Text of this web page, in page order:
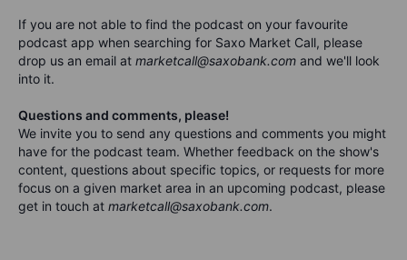
If you are not able to find the podcast on your favourite
podcast app when searching for Saxo Market Call, please
drop us an email at marketcall@saxobank.com and we'll look
into it.
Questions and comments, please!
We invite you to send any questions and comments you might
have for the podcast team. Whether feedback on the show's
content, questions about specific topics, or requests for more
focus on a given market area in an upcoming podcast, please
get in touch at marketcall@saxobank.com.